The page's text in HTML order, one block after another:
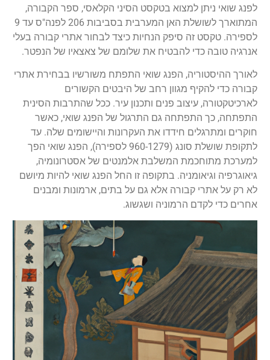
לפנג שואי ניתן למצוא בטקסט הסיני הקלאסי, ספר הקבורה,
המתוארך לשושלת האן המערבית בסביבות 206 לפנה"ס עד 9
לספירה. טקסט זה סיפק הנחיות כיצד לבחור אתרי קבורה בעלי
אנרגיה טובה כדי להבטיח את שלומם של צאצאיו של הנפטר.
לאורך ההיסטוריה, הפנג שואי התפתח משורשיו בבחירת אתרי
קבורה כדי להקיף מגוון רחב של היבטים הקשורים
לארכיטקטורה, עיצוב פנים ותכנון עיר. ככל שהתרבות הסינית
התפתחה, כך התפתחה גם התרגול של הפנג שואי, כאשר
חוקרים ומתרגלים חידדו את העקרונות והיישומים שלה. עד
לתקופת שושלת סונג (960-1279 לספירה), הפנג שואי הפך
למערכת מתוחכמת המשלבת אלמנטים של אסטרונומיה,
גיאוגרפיה וגיאומניה. בתקופה זו החל הפנג שואי להיות מיושם
לא רק על אתרי קבורה אלא גם על בתים, ארמונות ומבנים
אחרים כדי לקדם הרמוניה ושגשוג.